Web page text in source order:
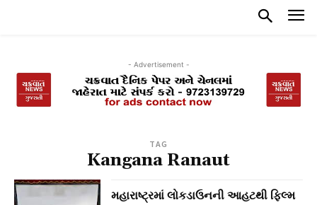
- Advertisement -
TAG
Kangana Ranaut
મહારાષ્ટ્રમાં લોકડાઉનની આહટથી ફિલ્મ